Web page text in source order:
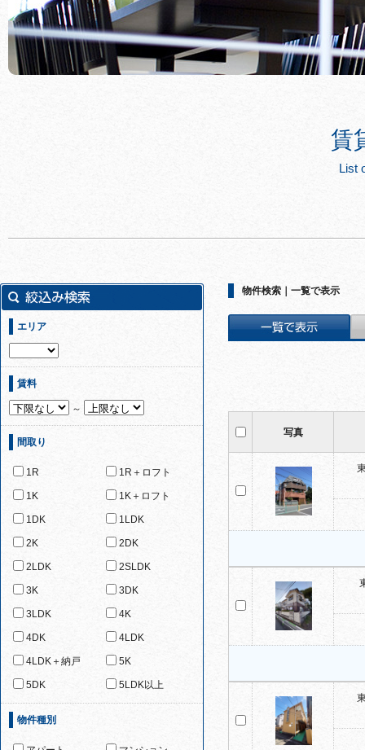
賃
List
物件検索｜一覧で表示
写真
エリア
賃料
～
間取り
1R 1R＋ロフト
1K 1K＋ロフト
1DK 1LDK
2K 2DK
2LDK 2SLDK
3K 3DK
3LDK 4K
4DK 4LDK
4LDK＋納戸 5K
5DK 5LDK以上
物件種別